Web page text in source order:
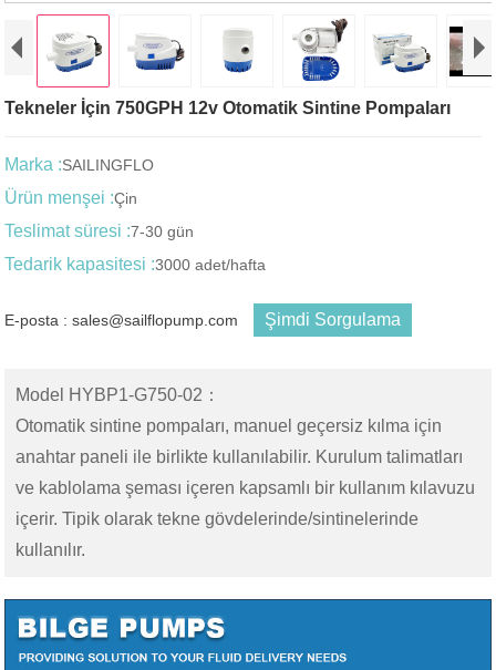
Tekneler İçin 750GPH 12v Otomatik Sintine Pompaları
Marka :SAILINGFLO
Ürün menşei :Çin
Teslimat süresi :7-30 gün
Tedarik kapasitesi :3000 adet/hafta
E-posta : sales@sailflopump.com Şimdi Sorgulama
Model HYBP1-G750-02：
Otomatik sintine pompaları, manuel geçersiz kılma için
anahtar paneli ile birlikte kullanılabilir. Kurulum talimatları
ve kablolama şeması içeren kapsamlı bir kullanım kılavuzu
içerir. Tipik olarak tekne gövdelerinde/sintinelerinde
kullanılır.